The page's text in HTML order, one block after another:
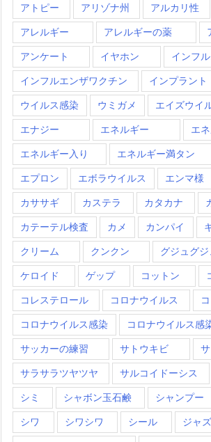
アトピー アリゾナ州 アルカリ性
アレルギー アレルギーの薬
アンケート イヤホン インフ
インフルエンザワクチン インプラント
ウイルス感染 ウミガメ エイズウイ
エナジー エネルギー エ
エネルギー入り エネルギー満タン
エプロン エボラウイルス エンマ様
カササギ カステラ カタカナ
カテーテル検査 カメ カンパイ
クリーム クンクン グジュグジ
ケロイド ゲップ コットン
コレステロール コロナウイルス
コロナウイルス感染 コロナウイルス感
サッカーの練習 サトウキビ
サラサラツヤツヤ サルコイドーシス
シミ シャボン玉石鹸 シャンプー
シワ シワシワ シール ジャ